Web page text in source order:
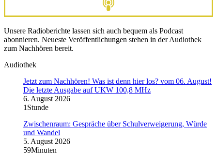
Unsere Radioberichte lassen sich auch bequem als Podcast
abonnieren. Neueste Veröffentlichungen stehen in der Audiothek
zum Nachhören bereit.
Audiothek
Jetzt zum Nachhören! Was ist denn hier los? vom 06. August!
Die letzte Ausgabe auf UKW 100,8 MHz
6. August 2026
1Stunde
Zwischenraum: Gespräche über Schulverweigerung, Würde
und Wandel
5. August 2026
59Minuten